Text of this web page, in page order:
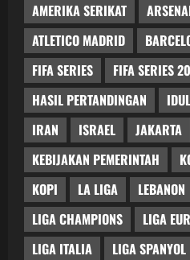
AMERIKA SERIKAT
ATLETICO MADRID
FIFA SERIES
FIFA SERIES
HASIL PERTANDINGAN
IRAN
ISRAEL JAKARTA
KEBIJAKAN PEMERINTAH
KOPI
LA LIGA LEBANON
LIGA CHAMPIONS
LIGA
LIGA ITALIA
LIGA SPANYOL